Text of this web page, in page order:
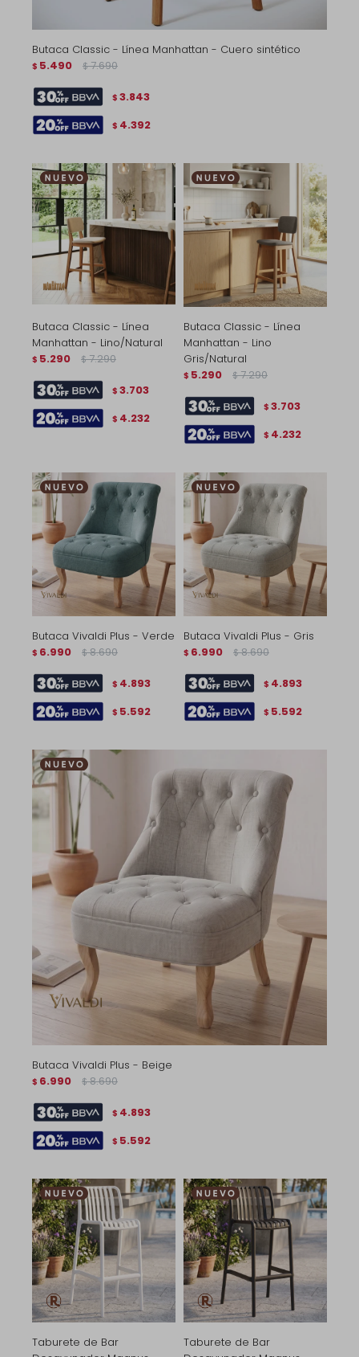
Butaca Classic - Línea Manhattan - Cuero sintético
$ 5.490 $ 7.690
$ 3.843
$ 4.392
Butaca Classic - Línea
Manhattan - Lino/Natural
$ 5.290 $ 7.290
$ 3.703
$ 4.232
Butaca Classic - Línea
Manhattan - Lino
Gris/Natural
$ 5.290 $ 7.290
$ 3.703
$ 4.232
Butaca Vivaldi Plus - Verde
$ 6.990 $ 8.690
$ 4.893
$ 5.592
Butaca Vivaldi Plus - Gris
$ 6.990 $ 8.690
$ 4.893
$ 5.592
Butaca Vivaldi Plus - Beige
$ 6.990 $ 8.690
$ 4.893
$ 5.592
Taburete de Bar
Taburete de Bar